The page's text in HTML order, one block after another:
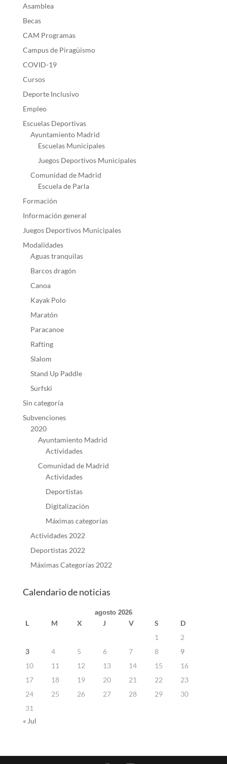
Asamblea
Becas
CAM Programas
Campus de Piragüismo
COVID-19
Cursos
Deporte Inclusivo
Empleo
Escuelas Deportivas
Ayuntamiento Madrid
Escuelas Municipales
Juegos Deportivos Municipales
Comunidad de Madrid
Escuela de Parla
Formación
Información general
Juegos Deportivos Municipales
Modalidades
Aguas tranquilas
Barcos dragón
Canoa
Kayak Polo
Maratón
Paracanoe
Rafting
Slalom
Stand Up Paddle
Surfski
Sin categoría
Subvenciones
2020
Ayuntamiento Madrid
Actividades
Comunidad de Madrid
Actividades
Deportistas
Digitalización
Máximas categorías
Actividades 2022
Deportistas 2022
Máximas Categorías 2022
Calendario de noticias
agosto 2026
L M X J V S
D
1
2
3
4 5 6 7 8
9
10
11 12 13 14 15
16
17
18 19 20 21 22
23
24
25 26 27 28 29
30
31
« Jul